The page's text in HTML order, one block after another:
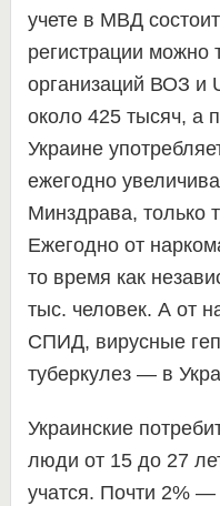
учете в МВД
регистрации
организаций ВОЗ и
около 425 тысяч, а
Украине
ежегодно
Минздрава, только
Ежегодно от
то время как
тыс. человек. А от
СПИД, вирусные
туберкулез — в
Украинские
люди от 15 до 27
учатся. Почти 2%